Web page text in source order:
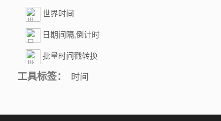
世界时间
日期间隔,倒计时
批量时间戳转换
工具标签： 时间